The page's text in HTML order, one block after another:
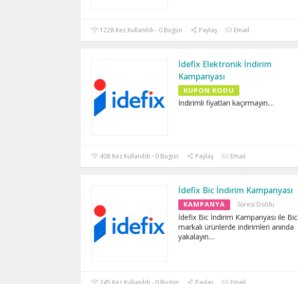
1228 Kez Kullanıldı - 0 Bugün Paylaş Email
İdefix Elektronik İndirim
Kampanyası
KUPON KODU
İndirimli fiyatları kaçırmayın....
408 Kez Kullanıldı - 0 Bugün Paylaş Email
İdefix Bic İndirim Kampanyası
KAMPANYA Süresi Doldu
İdefix Bic İndirim Kampanyası ile Bic
markalı ürünlerde indirimleri anında
yakalayın....
245 Kez Kullanıldı - 0 Bugün Paylaş Email